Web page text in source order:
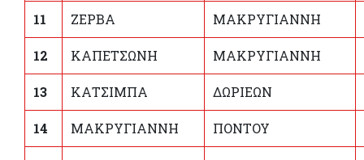
11 ΖΕΡΒΑ ΜΑΚΡΥΓΙΑΝΝΗ
12 ΚΑΠΕΤΣΩΝΗ ΜΑΚΡΥΓΙΑΝΝΗ
13 ΚΑΤΣΙΜΠΑ ΔΩΡΙΕΩΝ
14 ΜΑΚΡΥΓΙΑΝΝΗ ΠΟΝΤΟΥ